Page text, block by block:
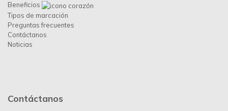
Beneficios
Tipos de marcación
Preguntas frecuentes
Contáctanos
Noticias
Contáctanos